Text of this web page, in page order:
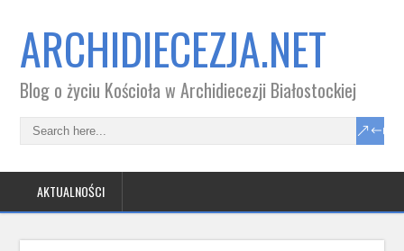
ARCHIDIECEZJA.NET
Blog o życiu Kościoła w Archidiecezji Białostockiej
AKTUALNOŚCI